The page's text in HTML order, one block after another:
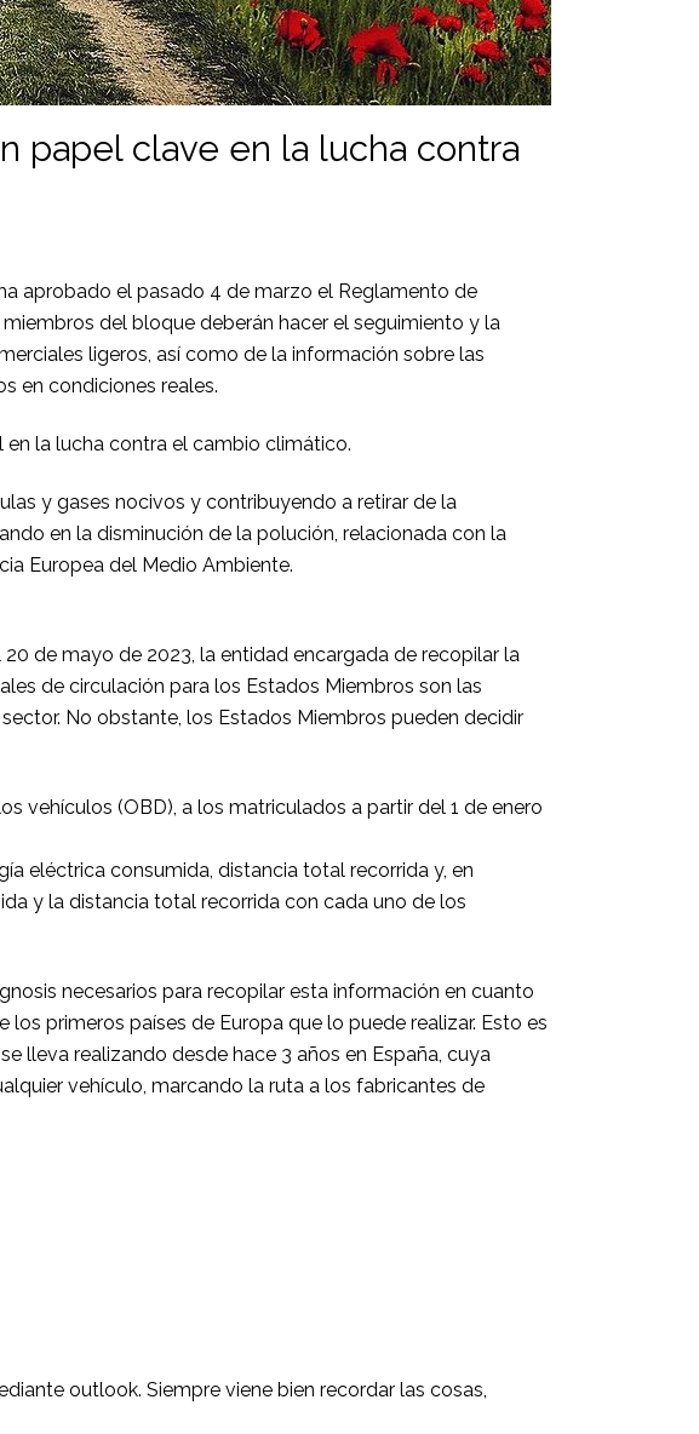
papel clave en la lucha contra
aprobado el pasado 4 de marzo el Reglamento de
del bloque deberán hacer el seguimiento y la
ligeros, así como de la información sobre las
en condiciones reales.
la lucha contra el cambio climático.
y gases nocivos y contribuyendo a retirar de la
en la disminución de la polución, relacionada con la
Europea del Medio Ambiente.
de mayo de 2023, la entidad encargada de recopilar la
de circulación para los Estados Miembros son las
No obstante, los Estados Miembros pueden decidir
vehículos (OBD), a los matriculados a partir del 1 de enero
eléctrica consumida, distancia total recorrida y, en
y la distancia total recorrida con cada uno de los
necesarios para recopilar esta información en cuanto
primeros países de Europa que lo puede realizar. Esto es
lleva realizando desde hace 3 años en España, cuya
vehículo, marcando la ruta a los fabricantes de
outlook. Siempre viene bien recordar las cosas,